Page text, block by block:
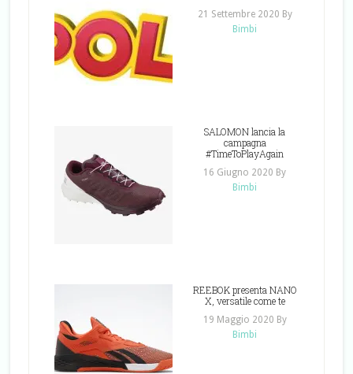
21 Settembre 2020 By
Bimbi
SALOMON lancia la
campagna
#TimeToPlayAgain
16 Giugno 2020 By
Bimbi
REEBOK presenta NANO
X, versatile come te
19 Maggio 2020 By
Bimbi